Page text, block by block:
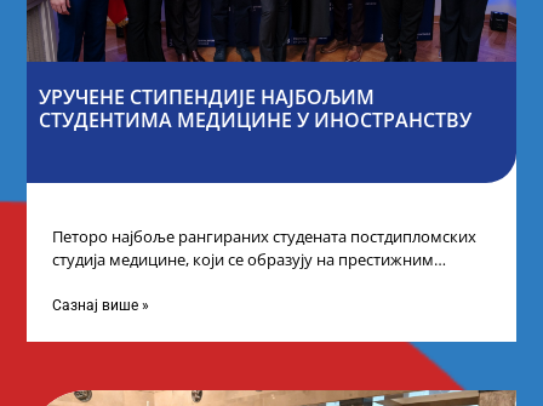
УРУЧЕНЕ СТИПЕНДИЈЕ НАЈБОЉИМ
СТУДЕНТИМА МЕДИЦИНЕ У ИНОСТРАНСТВУ
Петоро најбоље рангираних студената постдипломских
студија медицине, који се образују на престижним
стипендије од
Сазнај више »